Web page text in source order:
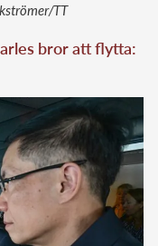
TT
bror att flytta: